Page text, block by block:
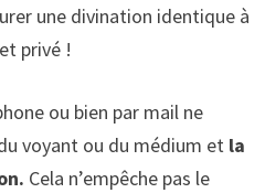
une divination identique à
privé !
ou bien par mail ne
voyant ou du médium etla
Cela n’empêche pas le